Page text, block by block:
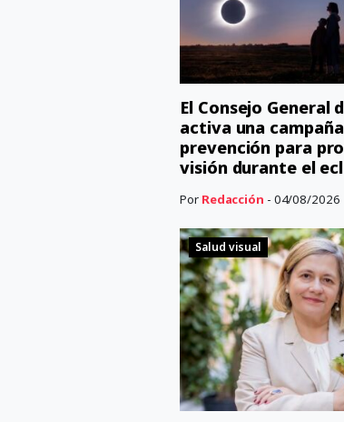
El Consejo General
activa una
prevención para
visión durante el
Por Redacción - 04/08/2026
Salud visual